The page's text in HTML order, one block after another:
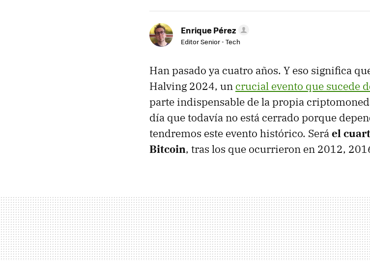
Enrique Pérez
Editor Senior - Tech
Han pasado ya cuatro años. Y eso significa
Halving 2024, un crucial evento que sucede
parte indispensable de la propia
día que todavía no está cerrado porque
tendremos este evento histórico. Seráel
Bitcoin, tras los que ocurrieron en 2012,